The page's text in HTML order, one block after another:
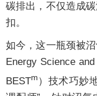
碳排出，不仅造成
扣。
如今，这一瓶颈被
Energy Science
BESTm）技术巧妙